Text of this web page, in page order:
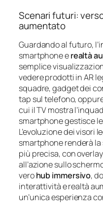
Scenari futuri:
aumentato
Guardando al futuro,
smartphone erealtà
semplice
vedere prodotti in AR
squadre, gadget dei
tap sul telefono,
cui il TV mostra
smartphone gestisce
L’evoluzione dei visori
smartphone renderà
più precisa, con
all’azione sullo
verohub immersivo,
interattività e realtà
un’unica esperienza